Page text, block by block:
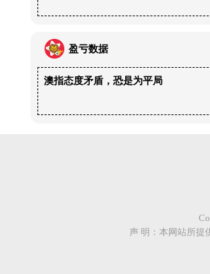
盈亏数据
澳指态度矛盾，恐是为平局
声 明：本网站所提